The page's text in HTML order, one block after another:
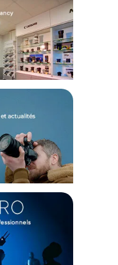
revêtement
aux chocs tout en
et sécurisée. Les
encore la stabilité.
Un réglage dioptrique
les différences de
une utilisation
un dégagement
fatigue oculaire, même
Powerview v2